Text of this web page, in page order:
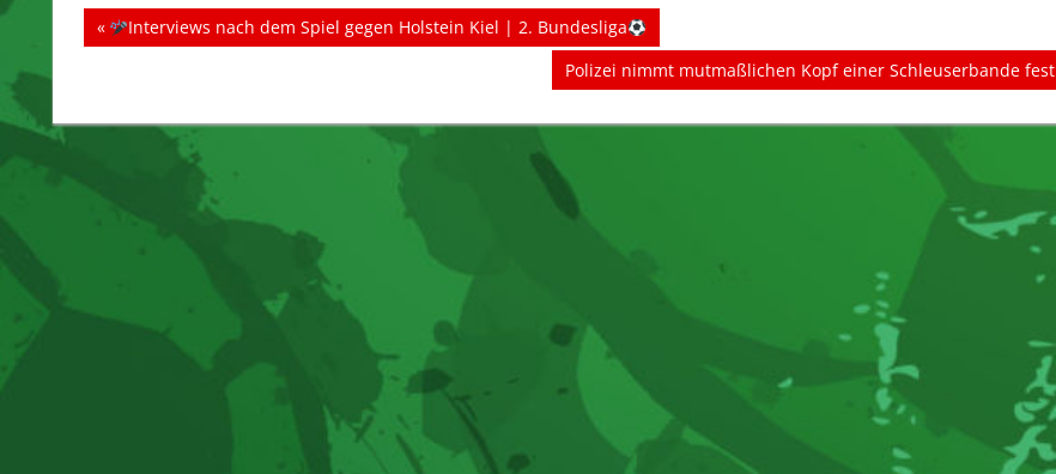
Beitragsnavigation
Vorheriger
Beitrag:
Interviews nach dem Spiel gegen Holstein Kiel | 2. Bundesliga
Nächster
Beitrag:
Polizei nimmt mutmaßlichen Kopf einer Schleuserbande fest